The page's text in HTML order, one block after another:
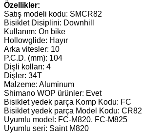
Özellikler:
Satış modeli kodu: SMCR82
Bisiklet Disiplini: Downhill
Kullanım: On bike
Hollowglide: Hayır
Arka vitesler: 10
P.C.D. (mm): 104
Dişli kolları: 4
Dişler: 34T
Malzeme: Aluminum
Shimano WOP ürünler: Evet
Bisiklet yedek parça Komp Kodu: FC
Bisiklet yedek parça Model Kodu: CR82
Uyumlu model: FC-M820, FC-M825
Uyumlu seri: Saint M820